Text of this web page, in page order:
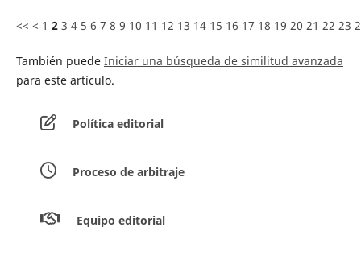
<< < 1 2 3 4 5 6 7 8 9 10 11 12 13 14 15 16 17 18 19 20 21 22 23
También puede Iniciar una búsqueda de similitud avanzada
para este artículo.
Política editorial
Proceso de arbitraje
Equipo editorial